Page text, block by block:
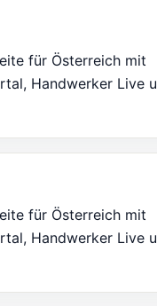
für Österreich mit
Handwerker Live
für Österreich mit
Handwerker Live